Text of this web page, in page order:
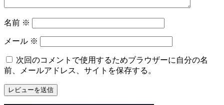
名前 ※
メール ※
次回のコメントで使用するためブラウザーに自分の名
前、メールアドレス、サイトを保存する。